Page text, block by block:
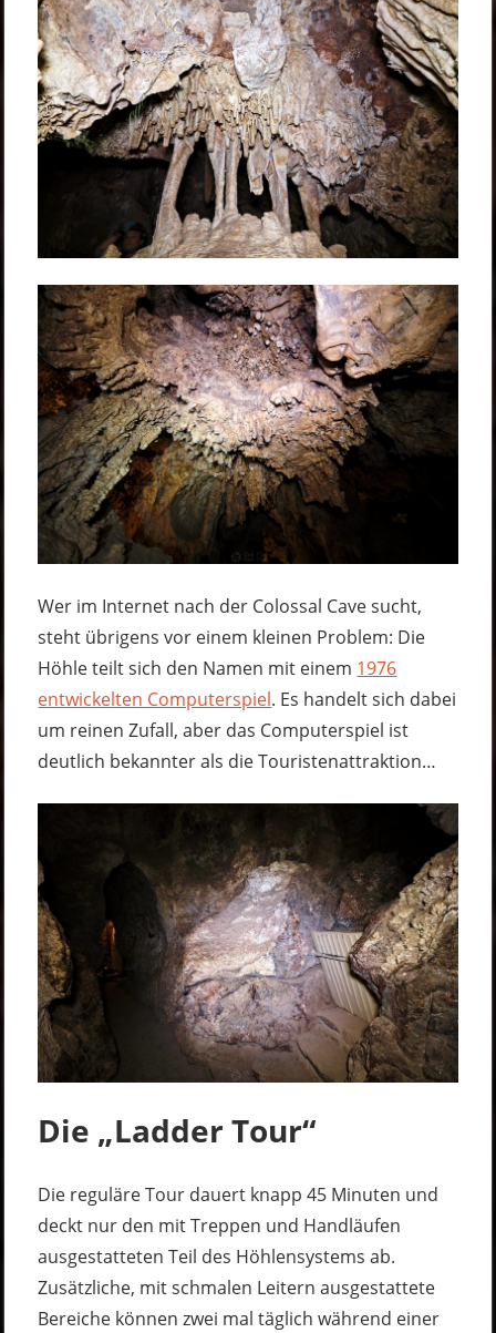
Wer im Internet nach der Colossal Cave sucht,
steht übrigens vor einem kleinen Problem: Die
Höhle teilt sich den Namen mit einem 1976
entwickelten Computerspiel. Es handelt sich dabei
um reinen Zufall, aber das Computerspiel ist
deutlich bekannter als die Touristenattraktion…
Die „Ladder Tour“
Die reguläre Tour dauert knapp 45 Minuten und
deckt nur den mit Treppen und Handläufen
ausgestatteten Teil des Höhlensystems ab.
Zusätzliche, mit schmalen Leitern ausgestattete
Bereiche können zwei mal täglich während einer